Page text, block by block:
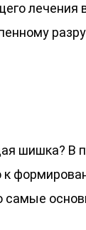
лечения
шишка? В
к
самые